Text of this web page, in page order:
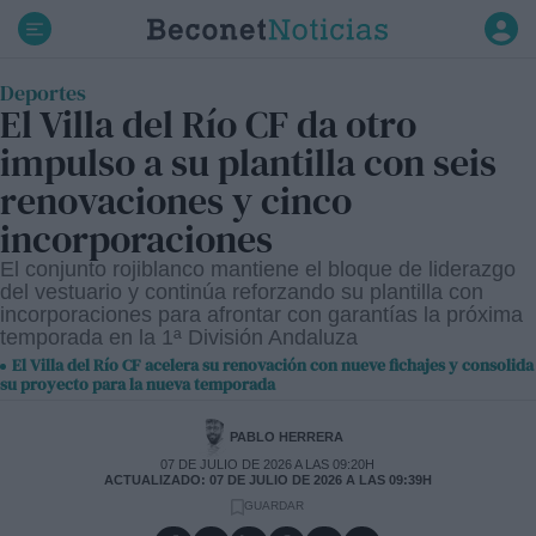
Deportes
El Villa del Río CF da otro
impulso a su plantilla con seis
renovaciones y cinco
incorporaciones
El conjunto rojiblanco mantiene el bloque de liderazgo
del vestuario y continúa reforzando su plantilla con
incorporaciones para afrontar con garantías la próxima
temporada en la 1ª División Andaluza
El Villa del Río CF acelera su renovación con nueve fichajes y consolida
su proyecto para la nueva temporada
PABLO HERRERA
07 DE JULIO DE 2026 A LAS 09:20H
ACTUALIZADO: 07 DE JULIO DE 2026 A LAS 09:39H
GUARDAR